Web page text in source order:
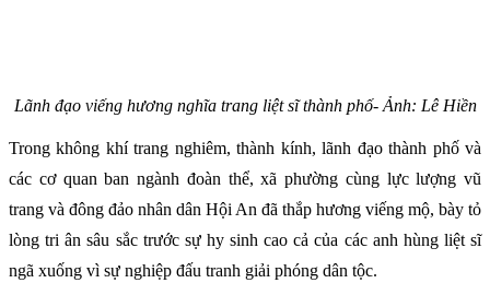
Lãnh đạo viếng hương nghĩa trang liệt sĩ thành phố- Ảnh: Lê Hiền
Trong không khí trang nghiêm, thành kính, lãnh đạo thành phố và
các cơ quan ban ngành đoàn thể, xã phường cùng lực lượng vũ
trang và đông đảo nhân dân Hội An đã thắp hương viếng mộ, bày tỏ
lòng tri ân sâu sắc trước sự hy sinh cao cả của các anh hùng liệt sĩ
ngã xuống vì sự nghiệp đấu tranh giải phóng dân tộc.